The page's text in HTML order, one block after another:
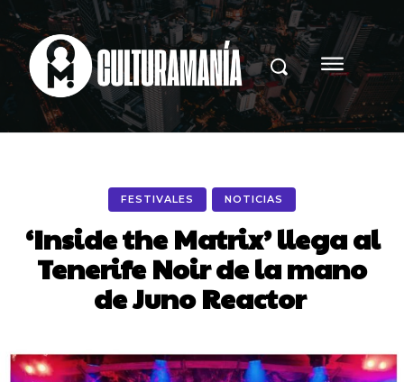
FESTIVALES NOTICIAS
‘Inside the Matrix’ llega al
Tenerife Noir de la mano
de Juno Reactor